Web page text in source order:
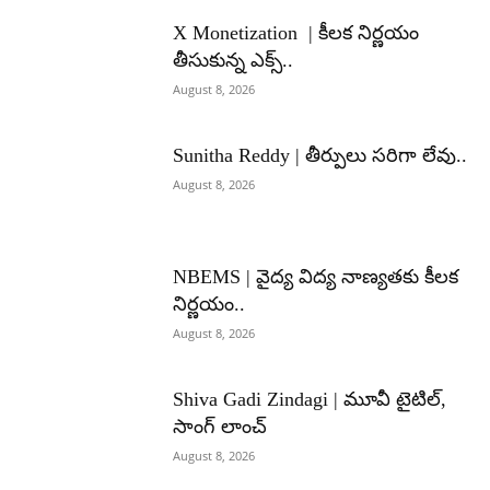
X Monetization | కీలక నిర్ణయం
తీసుకున్న ఎక్స్..
August 8, 2026
Sunitha Reddy | తీర్పులు సరిగా లేవు..
August 8, 2026
NBEMS | వైద్య విద్య నాణ్యతకు కీలక
నిర్ణయం..
August 8, 2026
Shiva Gadi Zindagi | మూవీ టైటిల్,
సాంగ్ లాంచ్
August 8, 2026